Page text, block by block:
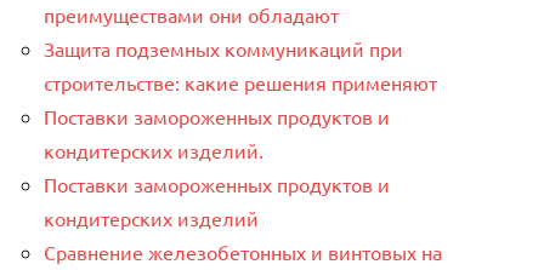
преимуществами они обладают
Защита подземных коммуникаций при
строительстве: какие решения применяют
Поставки замороженных продуктов и
кондитерских изделий.
Поставки замороженных продуктов и
кондитерских изделий
Сравнение железобетонных и винтовых на